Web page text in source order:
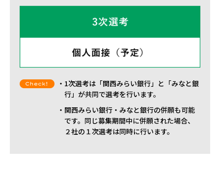
1次選考は「関西みらい銀行」と「みなと銀
行」が共同で選考を行います。
関西みらい銀行・みなと銀行の併願も可能
です。同じ募集期間中に併願された場合、
２社の１次選考は同時に行います。